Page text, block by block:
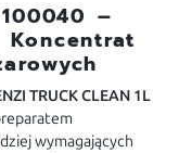
100040 –
Koncentrat
TRUCK CLEAN 1L
wymagających